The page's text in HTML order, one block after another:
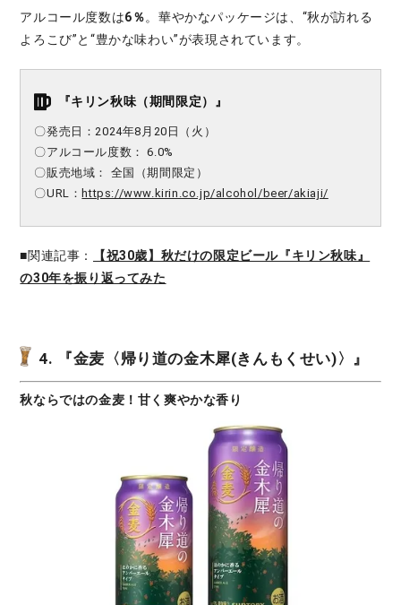
アルコール度数は6％。華やかなパッケージは、“秋が訪れる
よろこび”と“豊かな味わい”が表現されています。
『キリン秋味（期間限定）』
〇発売日：2024年8月20日（火）
〇アルコール度数： 6.0%
〇販売地域： 全国（期間限定）
〇URL： https://www.kirin.co.jp/alcohol/beer/akiaji/
■関連記事：
【祝30歳】秋だけの限定ビール『キリン秋味』
の30年を振り返ってみた
4. 『金麦〈帰り道の金木犀(きんもくせい)〉』
秋ならではの金麦！甘く爽やかな香り